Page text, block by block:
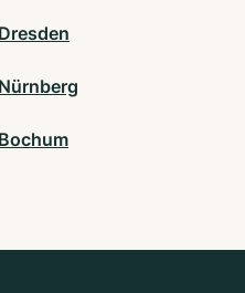
Dresden
Nürnberg
Bochum